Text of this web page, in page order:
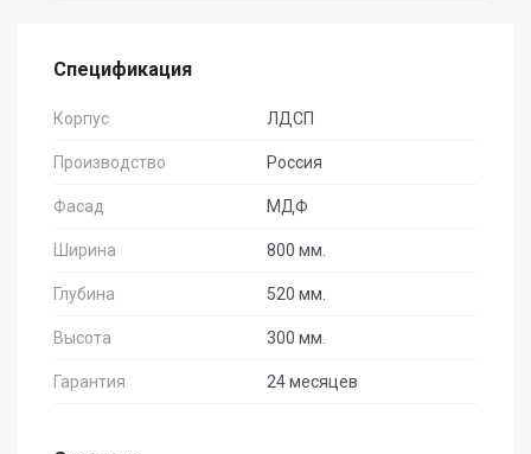
Спецификация
Корпус ЛДСП
Производство Россия
Фасад МДФ
Ширина 800 мм.
Глубина 520 мм.
Высота 300 мм.
Гарантия 24 месяцев